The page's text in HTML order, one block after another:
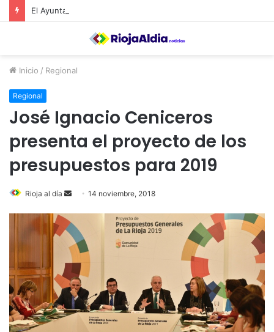
Inicio / Regional
Regional
José Ignacio Ceniceros
presenta el proyecto de los
presupuestos para 2019
Rioja al día
n
d
e
m
a
14 noviembre, 2018